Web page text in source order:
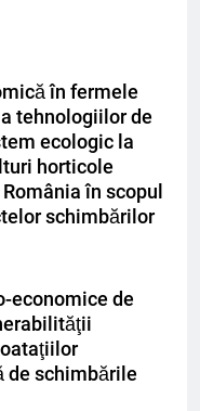
în fermele
tehnologiilor de
ecologic la
horticole
în scopul
schimbărilor
economice de
de schimbările